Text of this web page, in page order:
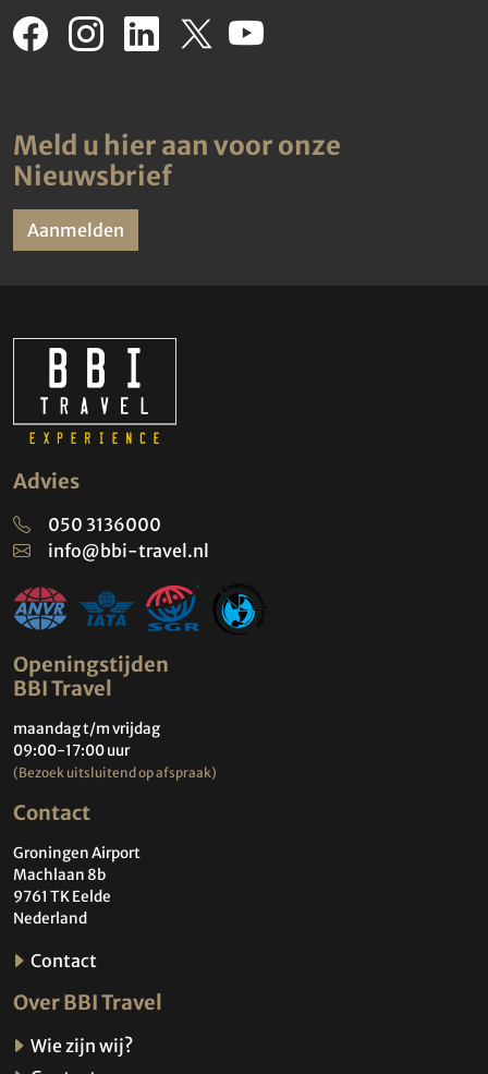
Meld u hier aan voor onze
Nieuwsbrief
Aanmelden
Advies
050 3136000
info@bbi-travel.nl
Openingstijden
BBI Travel
maandag t/m vrijdag
09:00-17:00 uur
(Bezoek uitsluitend op afspraak)
Contact
Groningen Airport
Machlaan 8b
9761 TK Eelde
Nederland
Contact
Over BBI Travel
Wie zijn wij?